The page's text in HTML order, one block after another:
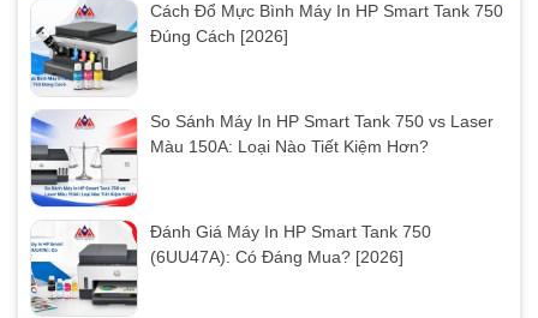
Cách Đổ Mực Bình Máy In HP Smart Tank 750
Đúng Cách [2026]
So Sánh Máy In HP Smart Tank 750 vs Laser
Màu 150A: Loại Nào Tiết Kiệm Hơn?
Đánh Giá Máy In HP Smart Tank 750
(6UU47A): Có Đáng Mua? [2026]